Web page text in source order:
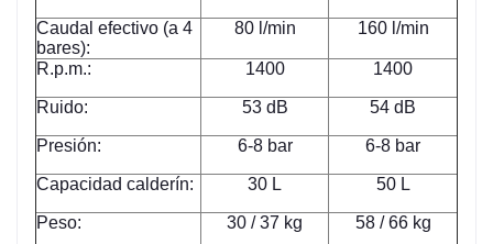
Caudal efectivo (a 4
bares):
80 l/min 160 l/min
R.p.m.: 1400 1400
Ruido: 53 dB 54 dB
Presión: 6-8 bar 6-8 bar
Capacidad calderín: 30 L 50 L
Peso: 30 / 37 kg 58 / 66 kg